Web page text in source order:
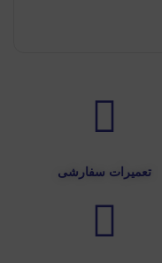
تعمیرات سفارشی